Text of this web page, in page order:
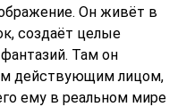
Он живёт в
создаёт целые
Там он
действующим лицом,
ему в реальном мире